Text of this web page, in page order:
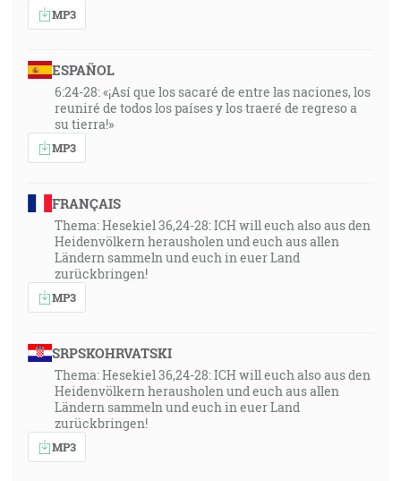
MP3
ESPAÑOL
6:24-28: «¡Así que los sacaré de entre las naciones, los
reuniré de todos los países y los traeré de regreso a
su tierra!»
MP3
FRANÇAIS
Thema: Hesekiel 36,24-28: ICH will euch also aus den
Heidenvölkern herausholen und euch aus allen
Ländern sammeln und euch in euer Land
zurückbringen!
MP3
SRPSKOHRVATSKI
Thema: Hesekiel 36,24-28: ICH will euch also aus den
Heidenvölkern herausholen und euch aus allen
Ländern sammeln und euch in euer Land
zurückbringen!
MP3